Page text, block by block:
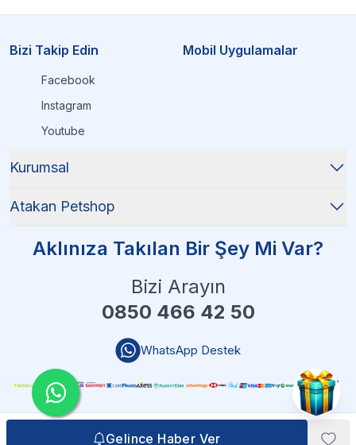
Gelince Haber Ver
Gelince Haber Ver
Bizi Takip Edin
Facebook
Instagram
Youtube
Mobil Uygulamalar
Kurumsal
Atakan Petshop
Aklınıza Takılan Bir Şey Mi Var?
Bizi Arayın
0850 466 42 50
WhatsApp Destek